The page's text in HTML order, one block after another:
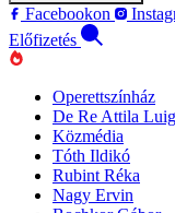
Facebookon
Előfizetés
Operettszínház
De Re Attila
Közmédia
Tóth Ildikó
Rubint Réka
Nagy Ervin